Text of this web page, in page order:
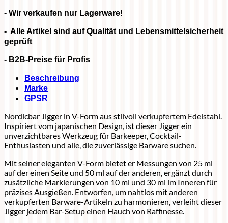
- Wir verkaufen nur Lagerware!
- Alle Artikel sind auf Qualität und Lebensmittelsicherheit
geprüft
- B2B-Preise für Profis
Beschreibung
Marke
GPSR
Nordicbar Jigger in V-Form aus stilvoll verkupfertem Edelstahl.
Inspiriert vom japanischen Design, ist dieser Jigger ein
unverzichtbares Werkzeug für Barkeeper, Cocktail-
Enthusiasten und alle, die zuverlässige Barware suchen.
Mit seiner eleganten V-Form bietet er Messungen von 25 ml
auf der einen Seite und 50 ml auf der anderen, ergänzt durch
zusätzliche Markierungen von 10 ml und 30 ml im Inneren für
präzises Ausgießen. Entworfen, um nahtlos mit anderen
verkupferten Barware-Artikeln zu harmonieren, verleiht dieser
Jigger jedem Bar-Setup einen Hauch von Raffinesse.